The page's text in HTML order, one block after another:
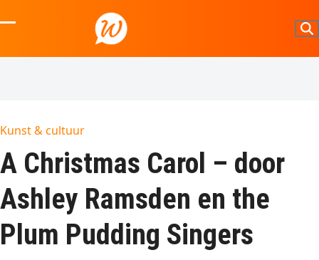
to
mobile
mobile
Kunst & cultuur
A Christmas Carol – door
Ashley Ramsden en the
Plum Pudding Singers